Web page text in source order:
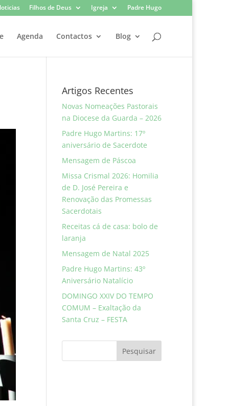
Filhos de Deus Igreja Padre Hugo
Agenda Contactos Blog
Artigos Recentes
Novas Nomeações Pastorais
na Diocese da Guarda – 2026
Padre Hugo Martins: 17º
aniversário de Sacerdote
Mensagem de Páscoa
Missa Crismal 2026: Homilia
de D. José Pereira e
Renovação das Promessas
Sacerdotais
Receitas cá de casa: bolo de
laranja
Mensagem de Natal 2025
Padre Hugo Martins: 43º
Aniversário Natalício
DOMINGO XXIV DO TEMPO
COMUM – Exaltação da
Santa Cruz – FESTA
Pesquisar